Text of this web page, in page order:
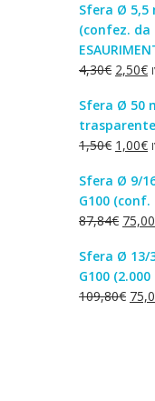
era:
Sfera Ø 5,5
(confez. da
4,30€ Il
era:
4,30€.
2,50€Il
è:
Sfera Ø 50
1,50€ Il
era:
1,50€.
1,00€Il
Sfera Ø 9/
G100
87,84€ Il
era:
75,00
Sfera Ø 13/
G100
109,80€ Il